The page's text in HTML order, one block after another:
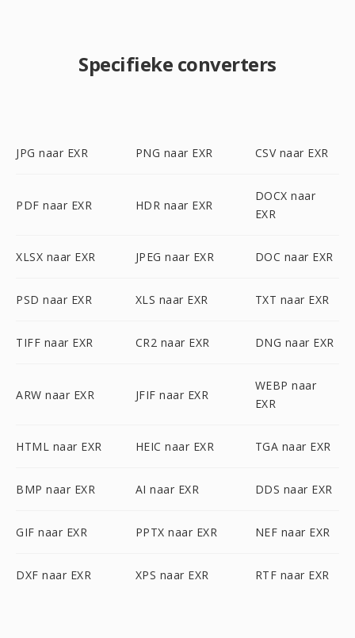
Specifieke converters
JPG naar EXR PNG naar EXR CSV naar EXR
PDF naar EXR HDR naar EXR
DOCX naar
EXR
XLSX naar EXR JPEG naar EXR DOC naar EXR
PSD naar EXR XLS naar EXR TXT naar EXR
TIFF naar EXR CR2 naar EXR DNG naar EXR
ARW naar EXR JFIF naar EXR
WEBP naar
EXR
HTML naar EXR HEIC naar EXR TGA naar EXR
BMP naar EXR AI naar EXR DDS naar EXR
GIF naar EXR PPTX naar EXR NEF naar EXR
DXF naar EXR XPS naar EXR RTF naar EXR